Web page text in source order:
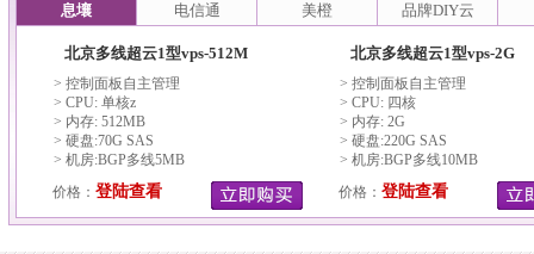
息壤 电信通 美橙 品牌DIY云
北京多线超云1型vps-512M
> 控制面板自主管理
> CPU: 单核z
> 内存: 512MB
> 硬盘:70G SAS
> 机房:BGP多线5MB
价格： 登陆查看
北京多线超云1型vps-2G
> 控制面板自主管理
> CPU: 四核
> 内存: 2G
> 硬盘:220G SAS
> 机房:BGP多线10MB
价格： 登陆查看